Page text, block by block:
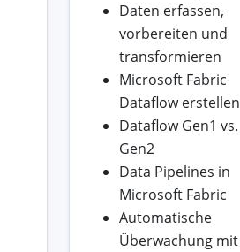
Daten erfassen,
vorbereiten und
transformieren
Microsoft Fabric
Dataflow erstellen
Dataflow Gen1 vs.
Gen2
Data Pipelines in
Microsoft Fabric
Automatische
Überwachung mit